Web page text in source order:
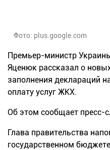
Фото: plus.google.com
Премьер-министр
Яценюк рассказал о
заполнения деклараций
оплату услуг ЖКХ.
Об этом сообщает пресс-
Глава правительства
государственном